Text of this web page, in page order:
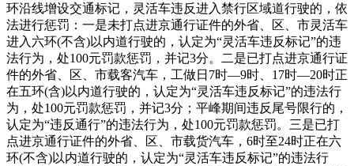
环沿线增设交通标记，灵活车违反进入禁行区域道行驶的，依
法进行惩罚：一是未打点进京通行证件的外省、区、市灵活车
进入六环(不含)以内道行驶的，认定为“灵活车违反标记”的违
法行为，处100元罚款惩罚，并记3分。二是已打点进京通行证
件的外省、区、市载客汽车，工做日7时—9时、17时—20时正
在五环(含)以内道行驶的，认定为“灵活车违反标记”的违法行
为，处100元罚款惩罚，并记3分；平峰期间违反尾号限行的，
认定为“违反通行”的违法行为，处100元罚款惩罚。三是已打
点进京通行证件的外省、区、市载货汽车，6时至24时正在六
环(不含)以内道行驶的，认定为“灵活车违反标记”的违法行